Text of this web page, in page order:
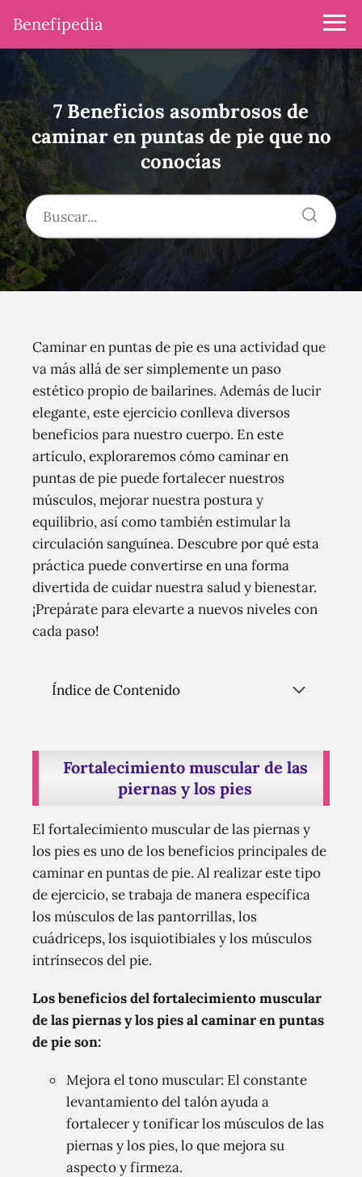
Benefipedia
7 Beneficios asombrosos de
caminar en puntas de pie que no
conocías
Caminar en puntas de pie es una actividad que
va más allá de ser simplemente un paso
estético propio de bailarines. Además de lucir
elegante, este ejercicio conlleva diversos
beneficios para nuestro cuerpo. En este
artículo, exploraremos cómo caminar en
puntas de pie puede fortalecer nuestros
músculos, mejorar nuestra postura y
equilibrio, así como también estimular la
circulación sanguínea. Descubre por qué esta
práctica puede convertirse en una forma
divertida de cuidar nuestra salud y bienestar.
¡Prepárate para elevarte a nuevos niveles con
cada paso!
Índice de Contenido
Fortalecimiento muscular de las
piernas y los pies
El fortalecimiento muscular de las piernas y
los pies es uno de los beneficios principales de
caminar en puntas de pie. Al realizar este tipo
de ejercicio, se trabaja de manera específica
los músculos de las pantorrillas, los
cuádriceps, los isquiotibiales y los músculos
intrínsecos del pie.
Los beneficios del fortalecimiento muscular
de las piernas y los pies al caminar en puntas
de pie son:
Mejora el tono muscular: El constante
levantamiento del talón ayuda a
fortalecer y tonificar los músculos de las
piernas y los pies, lo que mejora su
aspecto y firmeza.